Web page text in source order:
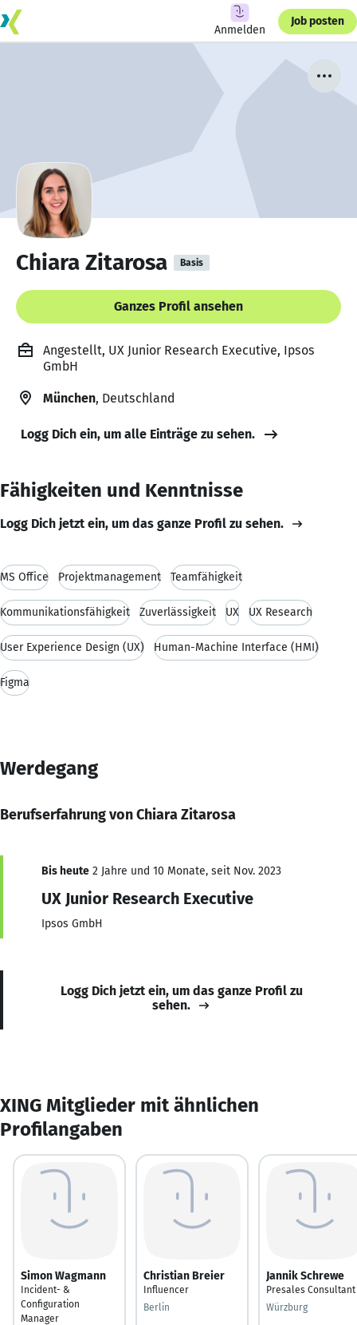
Anmelden
Job posten
Chiara Zitarosa Basis
Ganzes Profil ansehen
Angestellt, UX Junior Research Executive, Ipsos
GmbH
München, Deutschland
Logg Dich ein, um alle Einträge zu sehen.
Fähigkeiten und Kenntnisse
Logg Dich jetzt ein, um das ganze Profil zu sehen.
MS Office Projektmanagement Teamfähigkeit
Kommunikationsfähigkeit Zuverlässigkeit UX UX Research
User Experience Design (UX) Human-Machine Interface (HMI)
Figma
Werdegang
Berufserfahrung von Chiara Zitarosa
Bis heute 2 Jahre und 10 Monate, seit Nov. 2023
UX Junior Research Executive
Ipsos GmbH
Logg Dich jetzt ein, um das ganze Profil zu
sehen.
XING Mitglieder mit ähnlichen
Profilangaben
Simon Wagmann
Incident- &
Configuration
Manager
Christian Breier
Influencer
Berlin
Jannik Schrewe
Presales Consultant
Würzburg